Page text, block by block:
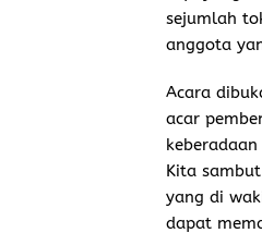
sejumlah
anggota
Acara
acar
Kita
yang di
dapat